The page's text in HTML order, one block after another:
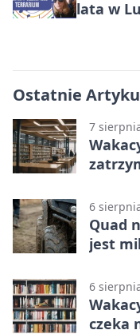
lata w
Ostatnie
7
6
Quad
jest
6
czeka